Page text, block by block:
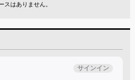
スはありません。